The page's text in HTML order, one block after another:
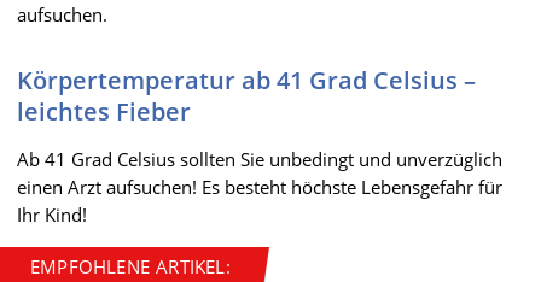
aufsuchen.
Körpertemperatur ab 41 Grad Celsius –
leichtes Fieber
Ab 41 Grad Celsius sollten Sie unbedingt und unverzüglich
einen Arzt aufsuchen! Es besteht höchste Lebensgefahr für
Ihr Kind!
EMPFOHLENE ARTIKEL: